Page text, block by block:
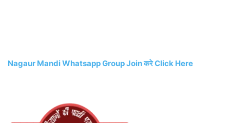
Nagaur Mandi Whatsapp Group Join करे Click Here